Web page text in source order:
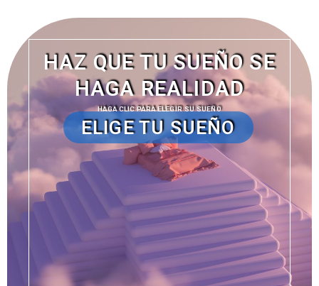
HAZ QUE TU SUEÑO SE
HAGA REALIDAD
HAGA CLIC PARA ELEGIR SU SUEÑO
ELIGE TU SUEÑO